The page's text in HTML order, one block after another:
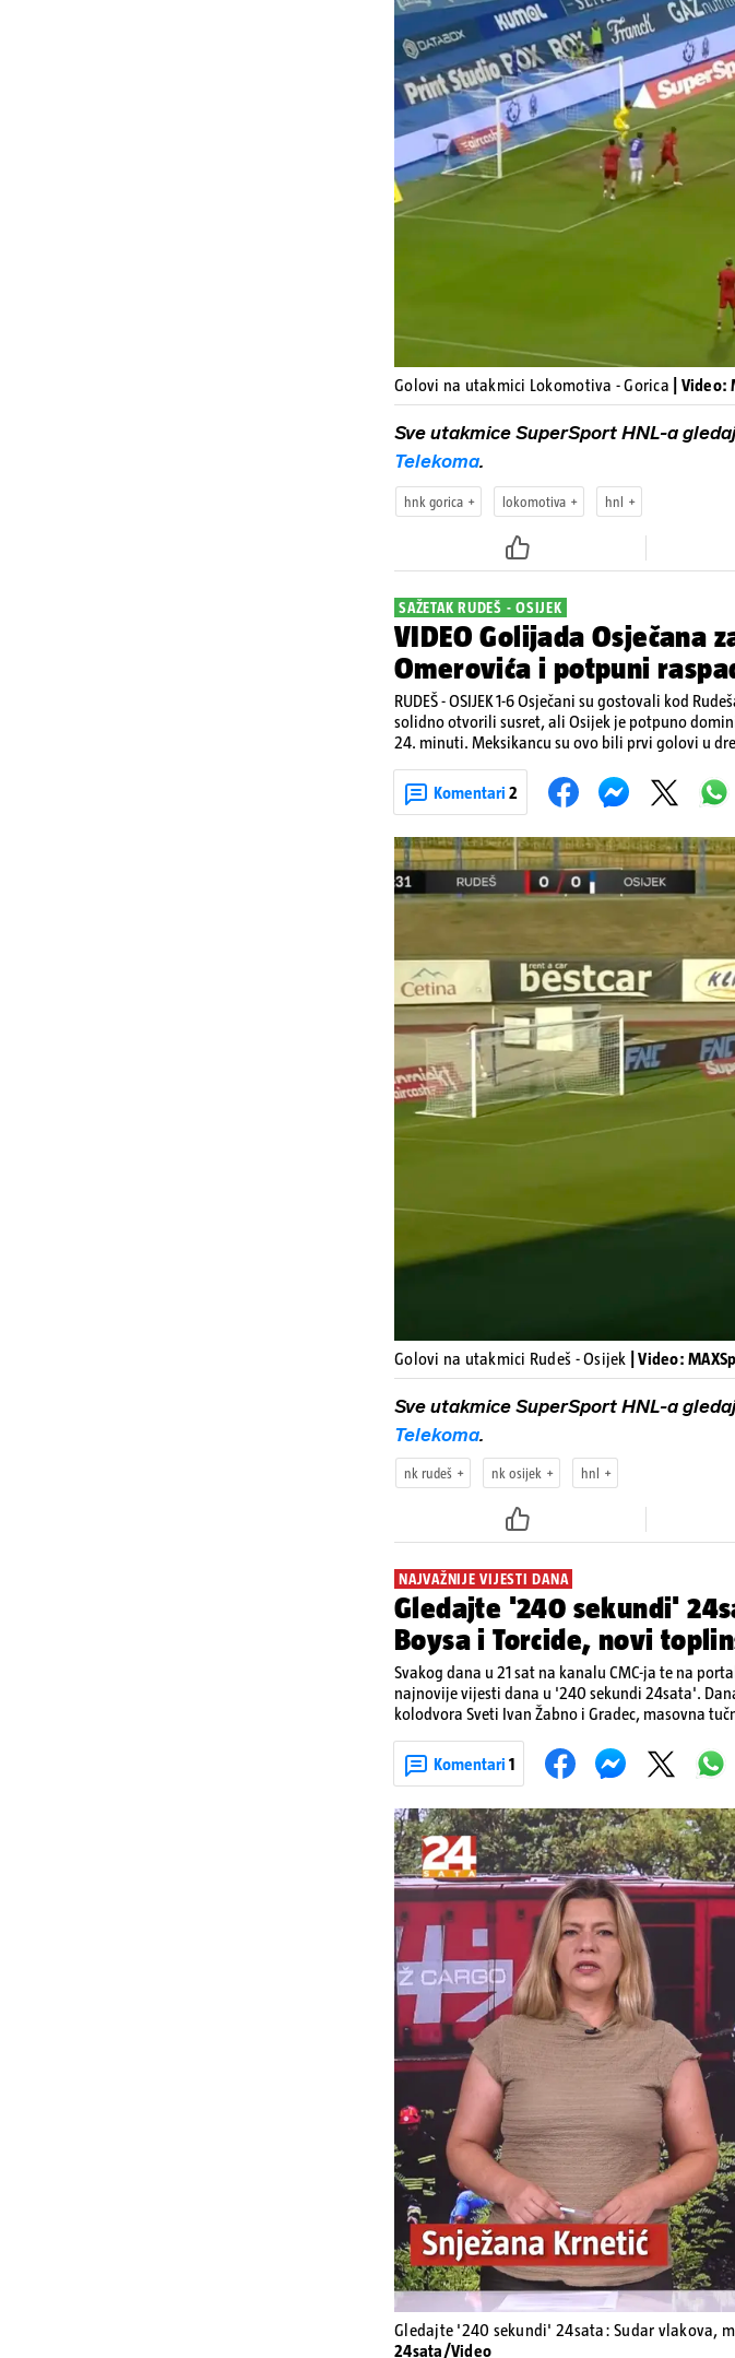
Golovi na utakmici Lokomotiva - Gorica |
Sve utakmice SuperSport HNL-a
Telekoma.
hnk gorica lokomotiva hnl
SAŽETAK RUDEŠ - OSIJEK
VIDEO Golijada Osječana
Omerovića i potpuni
RUDEŠ - OSIJEK 1-6 Osječani su gostovali kod
solidno otvorili susret, ali Osijek je potpuno
24. minuti. Meksikancu su ovo bili prvi golovi u
Gorici upisao se i Arnel Jakupović golom u 69.
je Ilečić u 84. minuti. Osijek je s tri boda na prvom
Komentari 2
Golovi na utakmici Rudeš - Osijek | Video:
Sve utakmice SuperSport HNL-a
Telekoma.
nk rudeš nk osijek hnl
NAJVAŽNIJE VIJESTI DANA
Gledajte '240 sekundi'
Boysa i Torcide, novi
Svakog dana u 21 sat na kanalu CMC-ja te na
najnovije vijesti dana u '240 sekundi 24sata'.
kolodvora Sveti Ivan Žabno i Gradec, masovna
Komentari 1
Gledajte '240 sekundi' 24sata: Sudar vlakova,
24sata/Video